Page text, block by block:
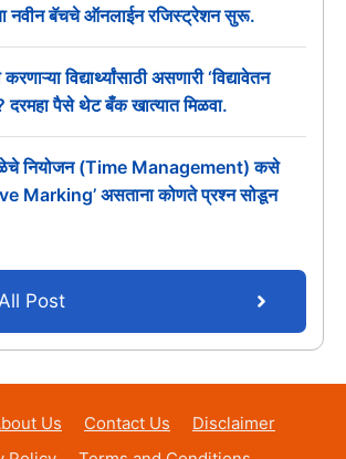
नवीन बॅचचे ऑनलाईन रजिस्ट्रेशन सुरू.
विद्यार्थ्यांसाठी असणारी ‘विद्यावेतन
दरमहा पैसे थेट बँक खात्यात मिळवा.
वेळेचे नियोजन (Time Management) कसे
Marking’ असताना कोणते प्रश्न सोडून
Post
Us Contact Us
Disclaimer